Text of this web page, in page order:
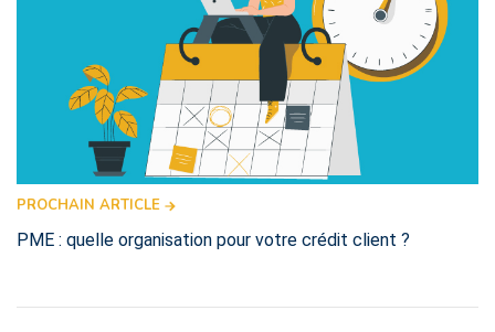
PROCHAIN ARTICLE
PME : quelle organisation pour votre crédit client ?